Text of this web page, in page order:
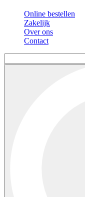
Online bestellen
Zakelijk
Over ons
Contact